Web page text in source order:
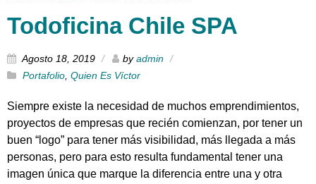
Todoficina Chile SPA
Agosto 18, 2019 byadmin
Portafolio Quien Es Víctor
Siempre existe la necesidad de muchos emprendimientos,
proyectos de empresas que recién comienzan, por tener un
buen “logo” para tener más visibilidad, más llegada a más
personas, pero para esto resulta fundamental tener una
imagen única que marque la diferencia entre una y otra